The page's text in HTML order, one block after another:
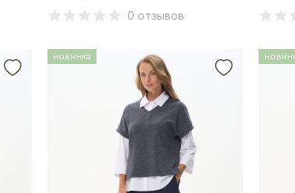
0 отзывов
новинка